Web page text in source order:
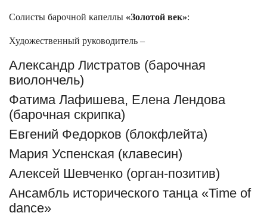
Солисты барочной капеллы «Золотой век»:
Художественный руководитель –
Александр Листратов (барочная
виолончель)
Фатима Лафишева, Елена Лендова
(барочная скрипка)
Евгений Федорков (блокфлейта)
Мария Успенская (клавесин)
Алексей Шевченко (орган-позитив)
Ансамбль исторического танца «Time of
dance»